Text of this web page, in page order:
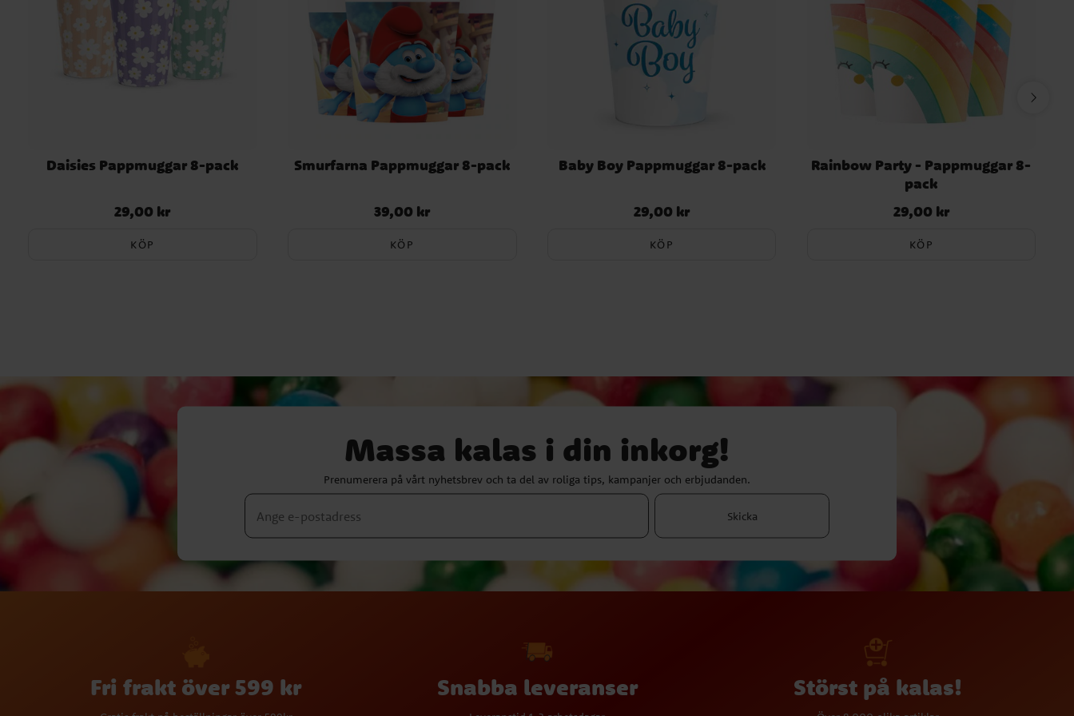
Daisies Pappmuggar 8-pack
Pris:29,00 kr
29,00 kr
KÖP
Smurfarna Pappmuggar 8-pack
Pris:39,00 kr
39,00 kr
KÖP
Baby Boy Pappmuggar 8-pack
Pris:29,00 kr
29,00 kr
KÖP
Rainbow Party - Pappmuggar 8-
pack
Pris:29,00 kr
29,00 kr
KÖP
Massa kalas i din inkorg!
Prenumerera på vårt nyhetsbrev och ta del av roliga tips, kampanjer och erbjudanden.
Skicka
Fri frakt över 599 kr Snabba leveranser Störst på kalas!